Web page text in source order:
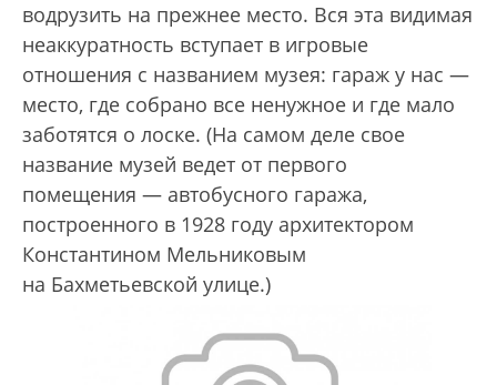
водрузить на прежнее место. Вся эта видимая
неаккуратность вступает в игровые
отношения с названием музея: гараж у нас —
место, где собрано все ненужное и где мало
заботятся о лоске. (На самом деле свое
название музей ведет от первого
помещения — автобусного гаража,
построенного в 1928 году архитектором
Константином Мельниковым
на Бахметьевской улице.)